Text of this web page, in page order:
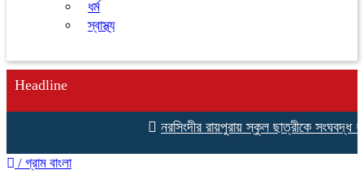
ধর্ম
স্বাস্থ্য
Headline
নরসিংদীর রায়পুরায় স্কুল ছাত্রীকে সংঘবদ্ধ
/ গ্রাম বাংলা